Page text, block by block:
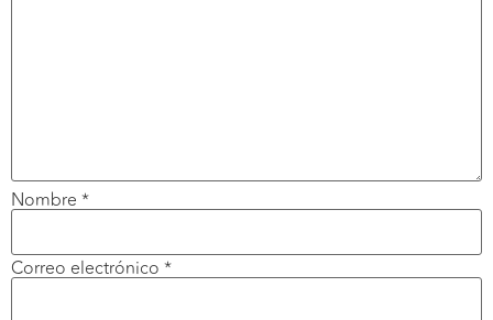
Nombre *
Correo electrónico *